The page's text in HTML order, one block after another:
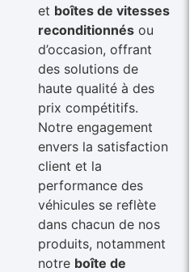
et boîtes de vitesses
reconditionnésou
d’occasion, offrant
des solutions de
haute qualité à des
prix compétitifs.
Notre engagement
envers la satisfaction
client et la
performance des
véhicules se reflète
dans chacun de nos
produits, notamment
notre boîte de